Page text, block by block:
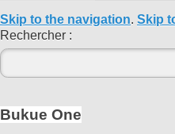
Skip to the navigation. Skip
Rechercher :
Bukue One